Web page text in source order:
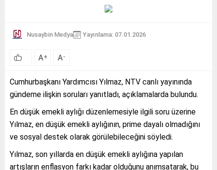
Nusaybin Medya Yayınlama: 07.01.2026
A+ A-
Cumhurbaşkanı Yardımcısı Yılmaz, NTV canlı yayınında
gündeme ilişkin soruları yanıtladı, açıklamalarda bulundu.
En düşük emekli aylığı düzenlemesiyle ilgili soru üzerine
Yılmaz, en düşük emekli aylığının, prime dayalı olmadığını
ve sosyal destek olarak görülebileceğini söyledi.
Yılmaz, son yıllarda en düşük emekli aylığına yapılan
artışların enflasyon farkı kadar olduğunu anımsatarak, bu